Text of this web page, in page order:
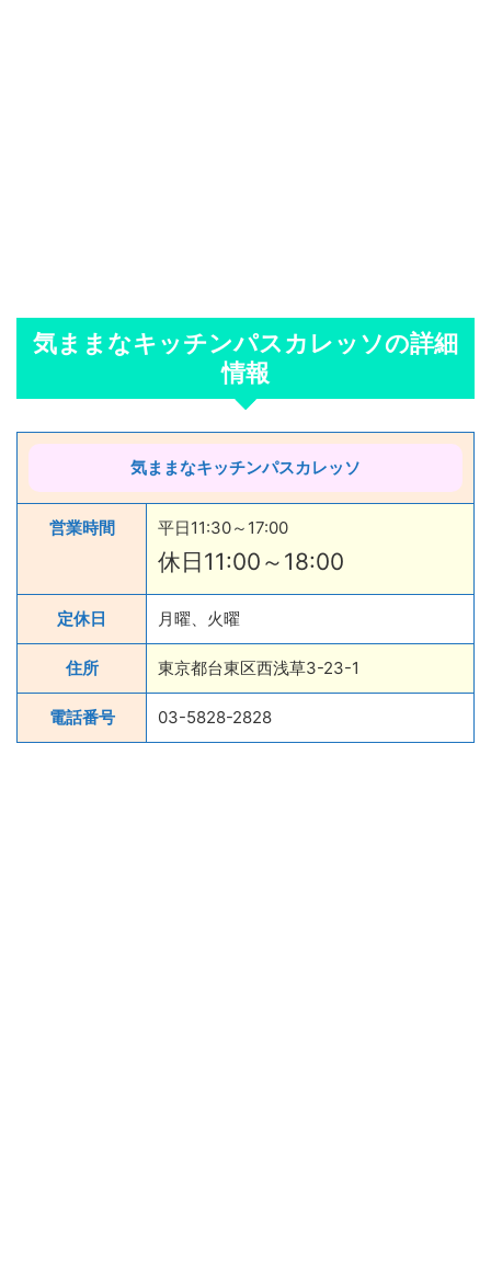
気ままなキッチンパスカレッソの詳細
情報
気ままなキッチンパスカレッソ
営業時間 平日11:30～17:00
休日11:00～18:00
定休日 月曜、火曜
住所 東京都台東区西浅草3-23-1
電話番号 03-5828-2828